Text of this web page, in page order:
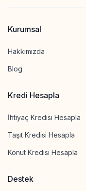
Kurumsal
Hakkımızda
Blog
Kredi Hesapla
İhtiyaç Kredisi Hesapla
Taşıt Kredisi Hesapla
Konut Kredisi Hesapla
Destek